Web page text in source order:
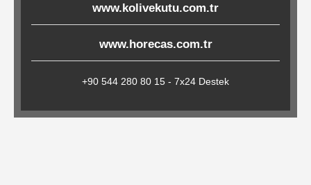
Amerikan
Servisler
&
Kağıt
www.kolivekutu.com.tr
www.horecas.com.tr
+90 544 280 80 15 - 7x24 Destek